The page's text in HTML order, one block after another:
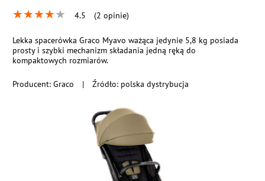
★★★★★ 4.5 (2 opinie)
Producent:Graco | Źródło: polska dystrybucja
Lekka spacerówka Graco Myavo ważąca jedynie 5,8 kg posiada
prosty i szybki mechanizm składania jedną ręką do
kompaktowych rozmiarów.